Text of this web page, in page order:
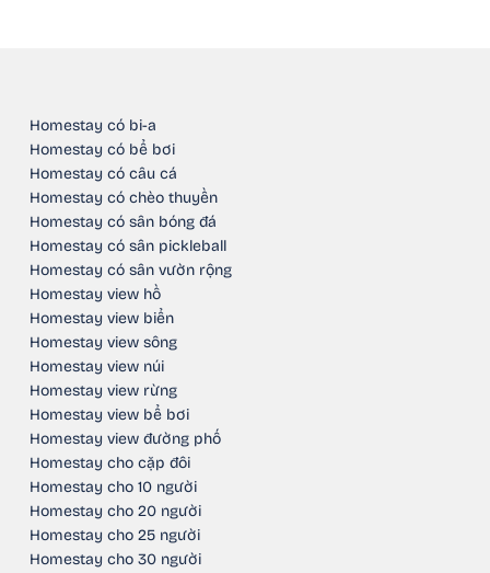
Homestay có bi-a
Homestay có bể bơi
Homestay có câu cá
Homestay có chèo thuyền
Homestay có sân bóng đá
Homestay có sân pickleball
Homestay có sân vườn rộng
Homestay view hồ
Homestay view biển
Homestay view sông
Homestay view núi
Homestay view rừng
Homestay view bể bơi
Homestay view đường phố
Homestay cho cặp đôi
Homestay cho 10 người
Homestay cho 20 người
Homestay cho 25 người
Homestay cho 30 người